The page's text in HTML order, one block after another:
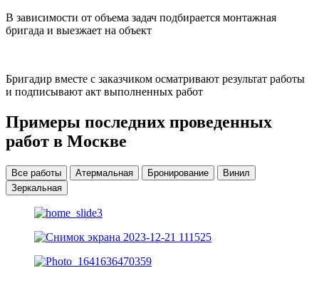
В зависимости от объема задач подбирается монтажная
бригада и выезжает на объект
Бригадир вместе с заказчиком осматривают результат работы
и подписывают акт выполненных работ
Примеры последних проведенных
работ в Москве
Все работы Атермальная Бронирование
Винил
Зеркальная